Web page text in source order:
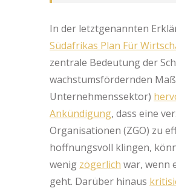
In der letztgenannten
Südafrikas Plan Für
zentrale Bedeutung der
wachstumsfördernden
Unternehmenssektor)
Ankündigung, dass eine
Organisationen (ZGO) zu
hoffnungsvoll klingen,
wenig zögerlich war, wenn
geht. Darüber hinaus